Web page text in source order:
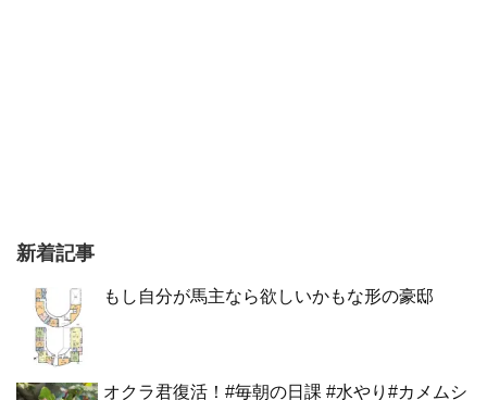
新着記事
もし自分が馬主なら欲しいかもな形の豪邸
オクラ君復活！#毎朝の日課 #水やり#カメムシ